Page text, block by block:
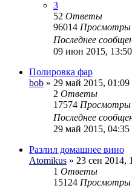
3
52 Ответы
96014 Просмотры
Последнее
09 июн 2015, 13:50
Полировка фар
bob » 29 май 2015, 01:09
2 Ответы
17574 Просмотры
Последнее
29 май 2015, 04:35
Разлил домашнее вино
Atomikus » 23 сен 2014,
1 Ответы
15124 Просмотры